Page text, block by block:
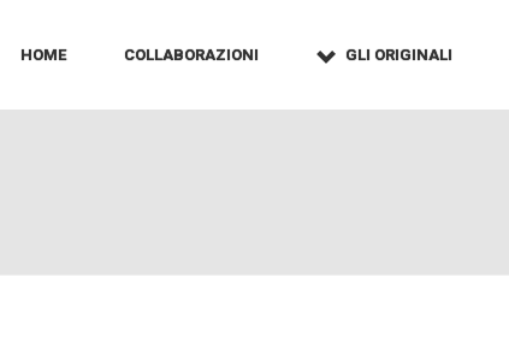
HOME COLLABORAZIONI GLI ORIGINALI